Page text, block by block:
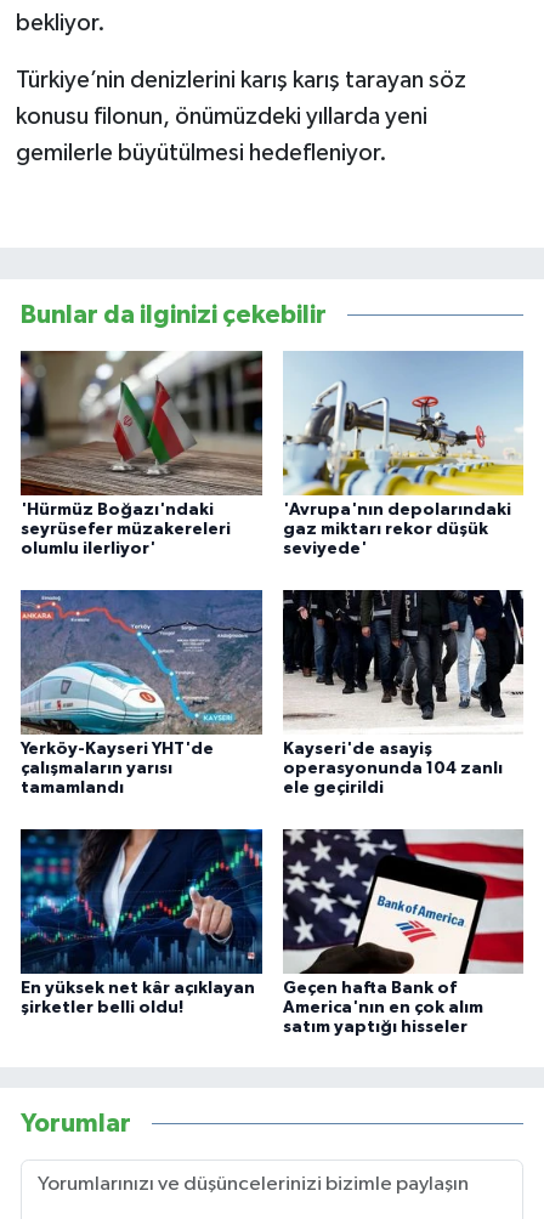
bekliyor.
Türkiye’nin denizlerini karış karış tarayan söz
konusu filonun, önümüzdeki yıllarda yeni
gemilerle büyütülmesi hedefleniyor.​​​​​​​
Bunlar da ilginizi çekebilir
'Hürmüz Boğazı'ndaki
seyrüsefer müzakereleri
olumlu ilerliyor'
'Avrupa'nın depolarındaki
gaz miktarı rekor düşük
seviyede'
Yerköy-Kayseri YHT'de
çalışmaların yarısı
tamamlandı
Kayseri'de asayiş
operasyonunda 104 zanlı
ele geçirildi
En yüksek net kâr açıklayan
şirketler belli oldu!
Geçen hafta Bank of
America'nın en çok alım
satım yaptığı hisseler
Yorumlar